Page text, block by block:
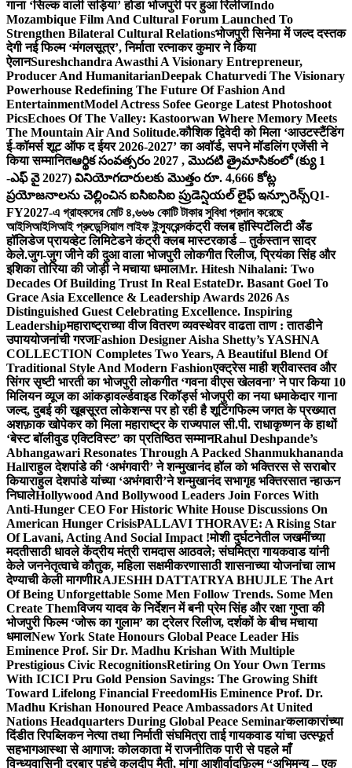
गाना ‘सिल्क वाली सड़िया’ होडा भोजपुरी पर हुआ रिलीजIndo
Mozambique Film And Cultural Forum Launched To
Strengthen Bilateral Cultural Relationsभोजपुरी सिनेमा में जल्द दस्तक
देगी नई फिल्म ‘मंगलसूत्र’, निर्माता रत्नाकर कुमार ने किया
ऐलानSureshchandra Awasthi A Visionary Entrepreneur,
Producer And HumanitarianDeepak Chaturvedi The Visionary
Powerhouse Redefining The Future Of Fashion And
EntertainmentModel Actress Sofee George Latest Photoshoot
PicsEchoes Of The Valley: Kastoorwan Where Memory Meets
The Mountain Air And Solitude.कौशिक द्विवेदी को मिला ‘आउटस्टैंडिंग
ई-कॉमर्स शूट ऑफ द ईयर 2026-2027’ का अवॉर्ड, सपने मॉडलिंग एजेंसी ने
किया सम्मानितఆర్థిక సంవత్సరం 2027 , మొదటి త్రైమాసికంలో (క్యు 1
-ఎఫ్ వై 2027) వినియోగదారులకు మొత్తం రూ. 4,666 కోట్ల
ప్రయోజనాలను చెల్లించిన ఐసిఐసిఐ ప్రుడెన్షియల్ లైఫ్ ఇన్సూరెన్స్Q1-
FY2027-এ গ্রাহকদের মোট ৪,৬৬৬ কোটি টাকার সুবিধা প্রদান করেছে
আইসিআইসিআই প্রুডেন্সিয়াল লাইফ ইন্স্যুরেন্সकंट्री क्लब हॉस्पिटॅलिटी अँड
हॉलिडेज प्रायव्हेट लिमिटेडने कंट्री क्लब मास्टरकार्ड – तुर्कस्तान सादर
केले.जुग-जुग जीने की दुआ वाला भोजपुरी लोकगीत रिलीज, प्रियंका सिंह और
इशिका तोरिया की जोड़ी ने मचाया धमालMr. Hitesh Nihalani: Two
Decades Of Building Trust In Real EstateDr. Basant Goel To
Grace Asia Excellence & Leadership Awards 2026 As
Distinguished Guest Celebrating Excellence. Inspiring
Leadershipमहाराष्ट्राच्या वीज वितरण व्यवस्थेवर वाढता ताण : तातडीने
उपाययोजनांची गरजFashion Designer Aisha Shetty’s YASHNA
COLLECTION Completes Two Years, A Beautiful Blend Of
Traditional Style And Modern Fashionएक्ट्रेस माही श्रीवास्तव और
सिंगर सृष्टी भारती का भोजपुरी लोकगीत ‘गवना वीएस खेलवना’ ने पार किया 10
मिलियन व्यूज का आंकड़ावर्ल्डवाइड रिकॉर्ड्स भोजपुरी का नया धमाकेदार गाना
जल्द, दुबई की खूबसूरत लोकेशन्स पर हो रही है शूटिंगफिल्म जगत के प्रख्यात
अशफ़ाक खोपेकर को मिला महाराष्ट्र के राज्यपाल सी.पी. राधाकृष्णन के हाथों
‘बेस्ट बॉलीवुड एक्टिविस्ट’ का प्रतिष्ठित सम्मानRahul Deshpande’s
Abhangawari Resonates Through A Packed Shanmukhananda
Hallराहुल देशपांडे की ‘अभंगवारी’ ने शन्मुखानंद हॉल को भक्तिरस से सराबोर
कियाराहुल देशपांडे यांच्या ‘अभंगवारी’ने शन्मुखानंद सभागृह भक्तिरसात न्हाऊन
निघालेHollywood And Bollywood Leaders Join Forces With
Anti-Hunger CEO For Historic White House Discussions On
American Hunger CrisisPALLAVI THORAVE: A Rising Star
Of Lavani, Acting And Social Impact !मोशी दुर्घटनेतील जखमींच्या
मदतीसाठी धावले केंद्रीय मंत्री रामदास आठवले; संघमित्रा गायकवाड यांनी
केले जननेतृत्वाचे कौतुक, महिला सक्षमीकरणासाठी शासनाच्या योजनांचा लाभ
देण्याची केली मागणीRAJESHH DATTATRYA BHUJLE The Art
Of Being Unforgettable Some Men Follow Trends. Some Men
Create Themविजय यादव के निर्देशन में बनी प्रेम सिंह और रक्षा गुप्ता की
भोजपुरी फिल्म ‘जोरू का गुलाम’ का ट्रेलर रिलीज, दर्शकों के बीच मचाया
धमालNew York State Honours Global Peace Leader His
Eminence Prof. Sir Dr. Madhu Krishan With Multiple
Prestigious Civic RecognitionsRetiring On Your Own Terms
With ICICI Pru Gold Pension Savings: The Growing Shift
Toward Lifelong Financial FreedomHis Eminence Prof. Dr.
Madhu Krishan Honoured Peace Ambassadors At United
Nations Headquarters During Global Peace Seminarकलाकारांच्या
दिंडीत रिपब्लिकन नेत्या तथा निर्माती संघमित्रा ताई गायकवाड यांचा उत्स्फूर्त
सहभागआस्था से आगाज: कोलकाता में राजनीतिक पारी से पहले माँ
विन्ध्यवासिनी दरबार पहुंचे कुलदीप मैती, मांगा आशीर्वादफ़िल्म “अभिमन्यु – एक